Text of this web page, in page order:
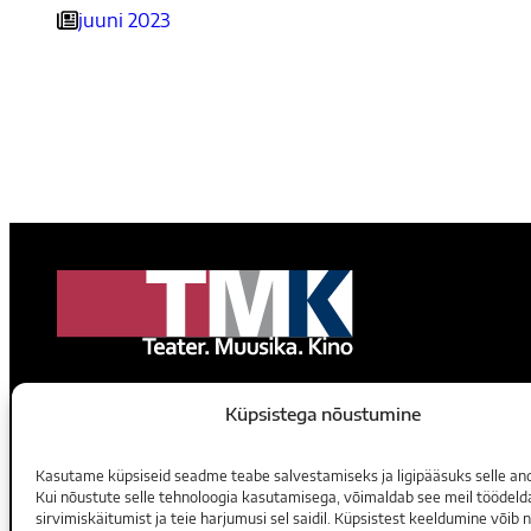
Küpsistega nõustumine
Kasutame küpsiseid seadme teabe salvestamiseks ja ligipääsuks selle
Kui nõustute selle tehnoloogia kasutamisega, võimaldab see meil
sirvimiskäitumist ja teie harjumusi sel saidil. Küpsistest keeldumine võib
juuni 2023
Voorimehe 9, 10146, Tallinn E-ajakirjad